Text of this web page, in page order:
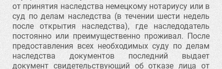
от принятия наследства немецкому нотариусу или в
суд по делам наследства (в течении шести недель
после открытия наследства), где наследодатель
постоянно или преимущественно проживал. После
предоставления всех необходимых суду по делам
наследства документов последний выдает
документ свидетельствующий об отказе лица от